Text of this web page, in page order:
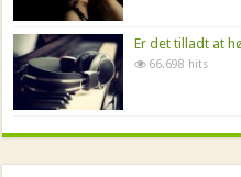
Er det tilladt at
66.698 hits